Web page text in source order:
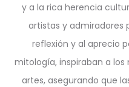
y a la rica herencia
artistas y admiradores
reflexión y al aprecio
mitología, inspiraban a
artes, asegurando que